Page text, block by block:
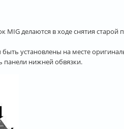
делаются в ходе снятия
установлены на месте
панели нижней обвязки.